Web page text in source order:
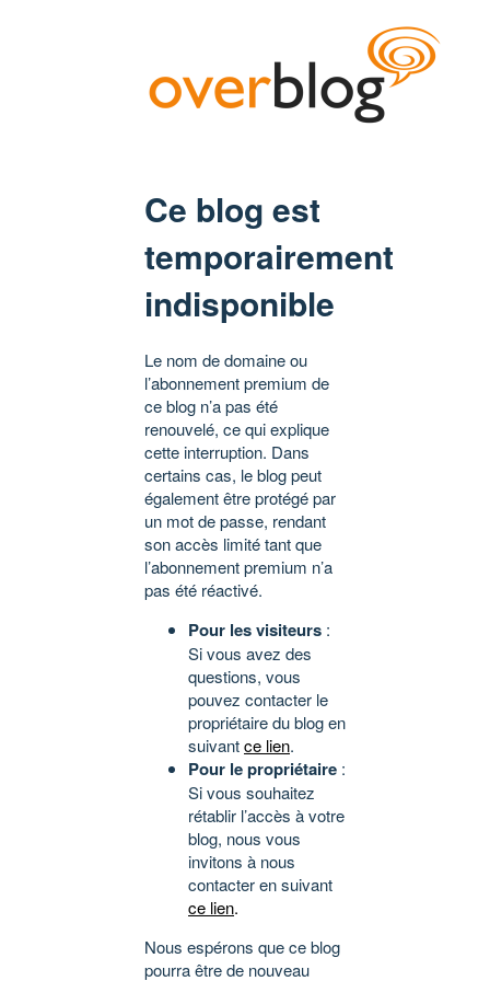
Ce blog est
temporairement
indisponible
Le nom de domaine ou
l’abonnement premium de
ce blog n’a pas été
renouvelé, ce qui explique
cette interruption. Dans
certains cas, le blog peut
également être protégé par
un mot de passe, rendant
son accès limité tant que
l’abonnement premium n’a
pas été réactivé.
Pour les visiteurs :
Si vous avez des
questions, vous
pouvez contacter le
propriétaire du blog en
suivantce lien.
Pour le propriétaire :
Si vous souhaitez
rétablir l’accès à votre
blog, nous vous
invitons à nous
contacter en suivant
ce lien.
Nous espérons que ce blog
pourra être de nouveau